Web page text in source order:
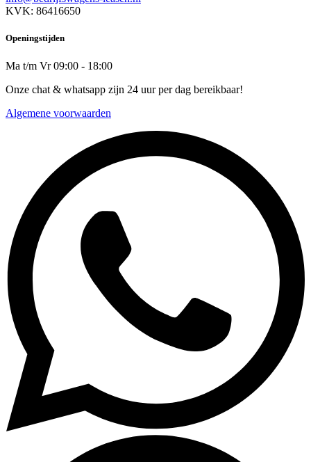
KVK: 86416650
Openingstijden
Ma t/m Vr 09:00 - 18:00
Onze chat & whatsapp zijn 24 uur per dag bereikbaar!
Algemene voorwaarden